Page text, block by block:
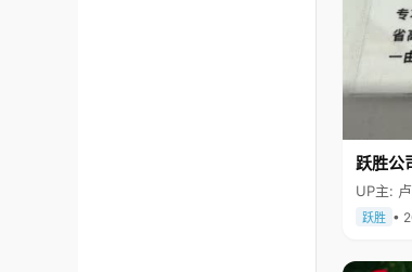
跃胜公
UP主:
跃胜 •